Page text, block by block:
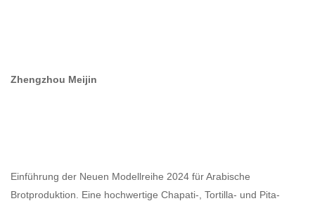
Zhengzhou Meijin
Einführung der Neuen Modellreihe 2024 für Arabische
Brotproduktion. Eine hochwertige Chapati-, Tortilla- und Pita-